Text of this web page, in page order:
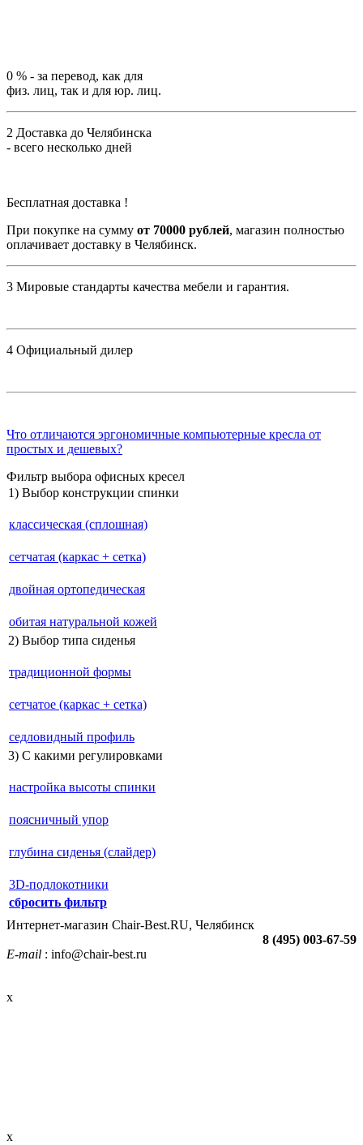
0 % - за перевод, как для
физ. лиц, так и для юр. лиц.
2 Доставка до Челябинска
- всего несколько дней
Бесплатная доставка !
При покупке на сумму от 70000 рублей, магазин полностью
оплачивает доставку в Челябинск.
3 Мировые стандарты качества мебели и гарантия.
4 Официальный дилер
Что отличаются эргономичные компьютерные кресла от
простых и дешевых?
Фильтр выбора офисных кресел
1) Выбор конструкции спинки
классическая (сплошная)
сетчатая (каркас + сетка)
двойная ортопедическая
обитая натуральной кожей
2) Выбор типа сиденья
традиционной формы
сетчатое (каркас + сетка)
седловидный профиль
3) С какими регулировками
настройка высоты спинки
поясничный упор
глубина сиденья (слайдер)
3D-подлокотники
сбросить фильтр
Интернет-магазин Chair-Best.RU, Челябинск
8 (495) 003-67-59
E-mail : info@chair-best.ru
x
x